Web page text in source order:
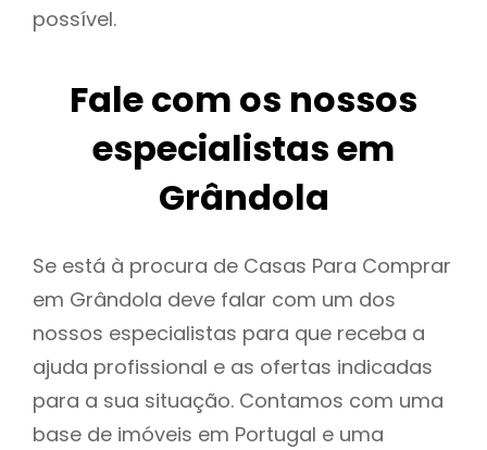
possível.
Fale com os nossos
especialistas em
Grândola
Se está à procura de Casas Para Comprar
em Grândola deve falar com um dos
nossos especialistas para que receba a
ajuda profissional e as ofertas indicadas
para a sua situação. Contamos com uma
base de imóveis em Portugal e uma